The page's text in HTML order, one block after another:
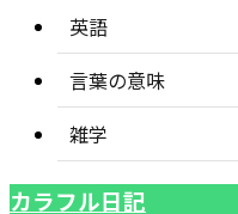
英語
言葉の意味
雑学
カラフル日記